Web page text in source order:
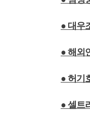
● 대우
● 해외
● 허기
● 셀트